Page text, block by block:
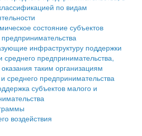
палата
воздействия
проектирования
и застройки
по видам
состояние субъектов
инфраструктуру поддержки
среднего предпринимательства,
таким организациям
среднего предпринимательства
субъектов малого и
воздействия